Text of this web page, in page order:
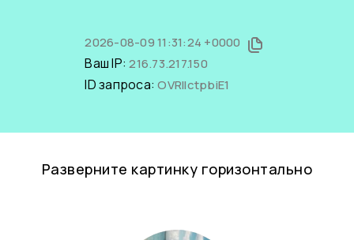
2026-08-09 11:31:24 +0000
Ваш IP:216.73.217.150
ID запроса:OVRIlctpbiE1
Разверните картинку горизонтально